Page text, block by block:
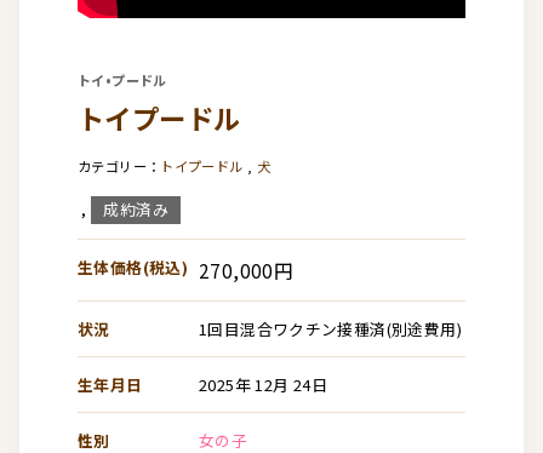
トイ•プードル
トイプードル
トイプードル 犬
, 成約済み
生体価格(税込) 270,000円
状況 1回目混合ワクチン接種済(別途費用)
生年月日 2025年 12月 24日
性別 女の子